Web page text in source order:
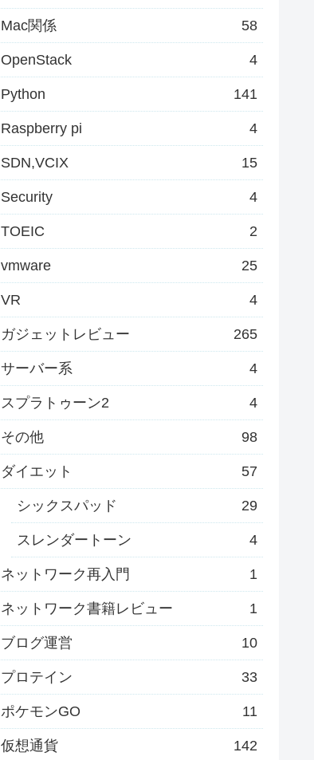
Mac関係 58
OpenStack 4
Python 141
Raspberry pi 4
SDN,VCIX 15
Security 4
TOEIC 2
vmware 25
VR 4
ガジェットレビュー 265
サーバー系 4
スプラトゥーン2 4
その他 98
ダイエット 57
シックスパッド 29
スレンダートーン 4
ネットワーク再入門 1
ネットワーク書籍レビュー 1
ブログ運営 10
プロテイン 33
ポケモンGO 11
仮想通貨 142